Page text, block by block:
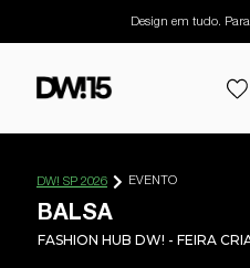
Design em tudo.
DW! SP 2026 EVENTO
BALSA
FASHION HUB DW! - FEIRA